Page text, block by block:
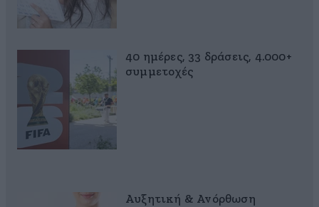
40 ημέρες, 33 δράσεις, 4.000+
συμμετοχές
Αυξητική & Ανόρθωση